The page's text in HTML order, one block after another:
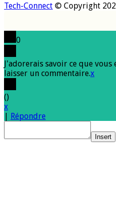
Tech-Connect © Copyright
0
J'adorerais savoir ce que vous
laisser un commentaire.x
()
x
| Répondre
Insert